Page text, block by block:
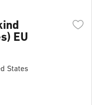
EU
States